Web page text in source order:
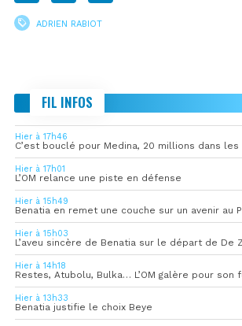
ADRIEN RABIOT
FIL INFOS
Hier à 17h46
C’est bouclé pour Medina, 20 millions dans les
Hier à 17h01
L’OM relance une piste en défense
Hier à 15h49
Benatia en remet une couche sur un avenir au
Hier à 15h03
L’aveu sincère de Benatia sur le départ de De
Hier à 14h18
Hier à 13h33
Benatia justifie le choix Beye